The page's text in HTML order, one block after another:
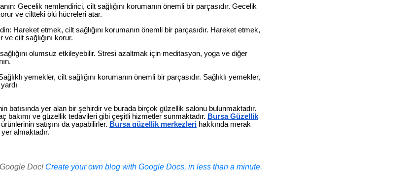
Gecelik nemlendirici, cilt sağlığını korumanın önemli bir parçasıdır. Gecelik
ve ciltteki ölü hücreleri atar.
Hareket etmek, cilt sağlığını korumanın önemli bir parçasıdır. Hareket etmek,
ve cilt sağlığını korur.
olumsuz etkileyebilir. Stresi azaltmak için meditasyon, yoga ve diğer
yemekler, cilt sağlığını korumanın önemli bir parçasıdır. Sağlıklı yemekler,
batısında yer alan bir şehirdir ve burada birçok güzellik salonu bulunmaktadır.
bakımı ve güzellik tedavileri gibi çeşitli hizmetler sunmaktadır. Bursa Güzellik
satışını da yapabilirler. Bursa güzellik merkezleri hakkında merak
almaktadır.
Doc! Create your own blog with Google Docs, in less than a minute.